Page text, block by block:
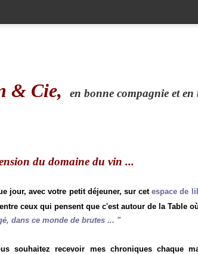
& Cie, en bonne compagnie et en
du domaine du vin ...
jour, avec votre petit déjeuner, sur cetespace de
ceux qui pensent que c'est autour de la Table
dans ce monde de brutes ... "
souhaitez recevoir mes chroniques chaque